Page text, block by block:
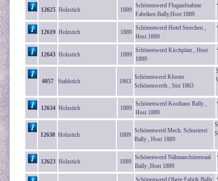
12625 Holzstich 1889
Schönenwerd Flugaufnahme
Fabriken Bally,Host 1889
12619 Holzstich 1889
Schönenwerd Hotel Storchen ,
Host 1889
12643 Holzstich 1889
Schönenwerd Kirchplatz , Host
1889
4057 Stahlstich 1863
Schönenwerd Kloster
Schönenwerth , Stst 1863
12634 Holzstich 1889
Schönenwerd Kosthaus Bally ,
Host 1889
12638 Holzstich 1889
Schönenwerd Mech. Schusterei
Bally , Host 1889
12623 Holzstich 1889
Schönenwerd Nähmaschinensaal
Bally ,Host 1889
Schönenwerd Obere Fabrik Bally ,